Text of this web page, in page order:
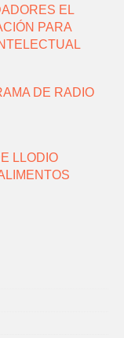
EL
PARA
DE RADIO
LLODIO